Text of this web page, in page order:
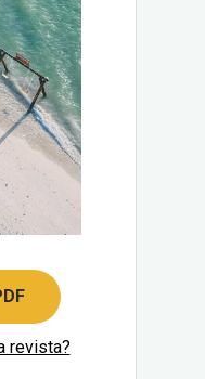
revista?